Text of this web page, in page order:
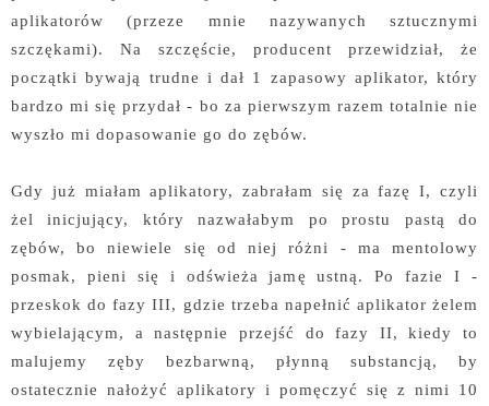
aplikatorów (przeze mnie nazywanych sztucznymi
szczękami). Na szczęście, producent przewidział, że
początki bywają trudne i dał 1 zapasowy aplikator, który
bardzo mi się przydał - bo za pierwszym razem totalnie nie
wyszło mi dopasowanie go do zębów.
Gdy już miałam aplikatory, zabrałam się za fazę I, czyli
żel inicjujący, który nazwałabym po prostu pastą do
zębów, bo niewiele się od niej różni - ma mentolowy
posmak, pieni się i odświeża jamę ustną. Po fazie I -
przeskok do fazy III, gdzie trzeba napełnić aplikator żelem
wybielającym, a następnie przejść do fazy II, kiedy to
malujemy zęby bezbarwną, płynną substancją, by
ostatecznie nałożyć aplikatory i pomęczyć się z nimi 10